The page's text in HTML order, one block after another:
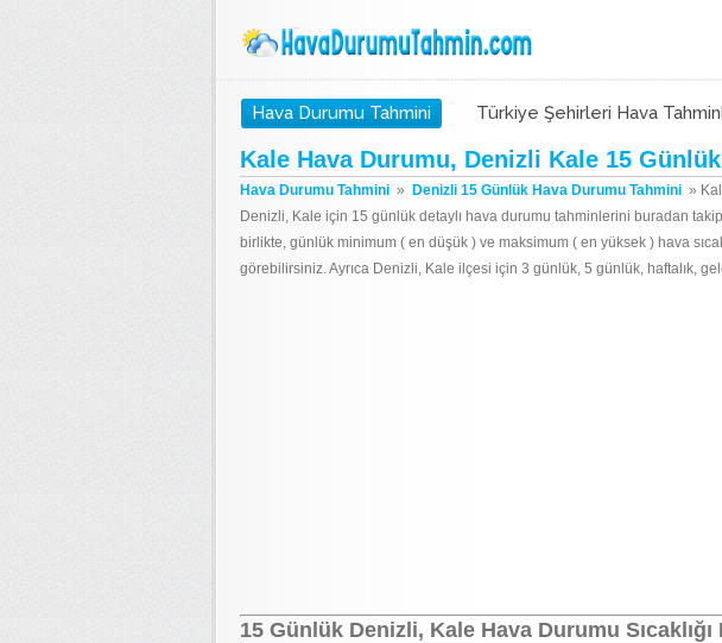
Hava Durumu Tahmini Türkiye Şehirleri Hava
Kale Hava Durumu, Denizli Kale 15
Hava Durumu Tahmini » Denizli 15 Günlük Hava Durumu Tahmini »
Denizli, Kale için 15 günlük detaylı hava durumu tahminlerini buradan
birlikte, günlük minimum ( en düşük ) ve maksimum ( en yüksek ) hava
görebilirsiniz. Ayrıca Denizli, Kale ilçesi için 3 günlük, 5 günlük, haftalık,
15 Günlük Denizli, Kale Hava Durumu